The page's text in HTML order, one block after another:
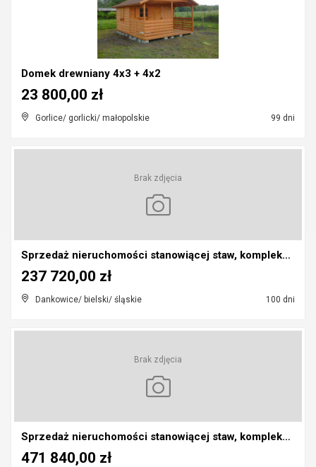
Domek drewniany 4x3 + 4x2
Gorlice/ gorlicki/ małopolskie 99 dni
23 800,00 zł
Brak zdjęcia
Sprzedaż nieruchomości stanowiącej staw, kompleks ...
Dankowice/ bielski/ śląskie 100 dni
237 720,00 zł
Brak zdjęcia
Sprzedaż nieruchomości stanowiącej staw, kompleks ...
471 840,00 zł